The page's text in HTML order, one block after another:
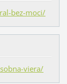
bez-moci/
viera/